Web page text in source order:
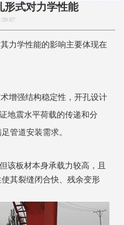
形式对力学性能
力学性能的影响主要体现在
增强结构稳定性，开孔设计
地震水平荷载的传递和分
管道安装需求。
板材本身承载力较高，且
其裂缝闭合快、残余变形